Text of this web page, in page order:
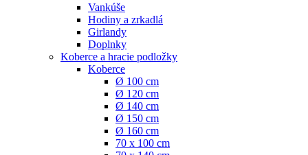
Vankúše
Hodiny a zrkadlá
Girlandy
Doplnky
Koberce a hracie podložky
Koberce
Ø 100 cm
Ø 120 cm
Ø 140 cm
Ø 150 cm
Ø 160 cm
70 x 100 cm